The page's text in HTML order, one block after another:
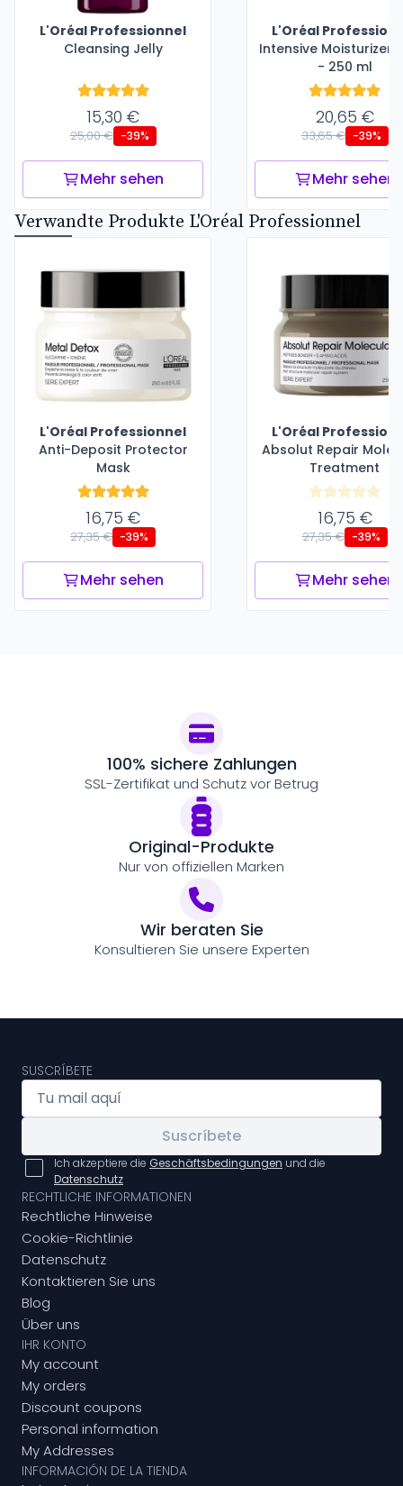
L'Oréal Professionnel
Cleansing Jelly
15,30 €
25,00 € -39%
Mehr sehen
L'Oréal
Intensive Moisturizer
- 250 ml
20,65 €
33,65 € -39%
Mehr sehen
Verwandte Produkte L'Oréal Professionnel
L'Oréal Professionnel
Anti-Deposit Protector
Mask
16,75 €
27,35 € -39%
Mehr sehen
L'Oréal
Absolut Repair
Treatment
16,75 €
27,35 € -39%
Mehr sehen
100% sichere Zahlungen
SSL-Zertifikat und Schutz vor Betrug
Original-Produkte
Nur von offiziellen Marken
Wir beraten Sie
Konsultieren Sie unsere Experten
SUSCRÍBETE
Suscríbete
Ich akzeptiere die Geschäftsbedingungen und die
Datenschutz
RECHTLICHE INFORMATIONEN
Rechtliche Hinweise
Cookie-Richtlinie
Datenschutz
Kontaktieren Sie uns
Blog
Über uns
IHR KONTO
My account
My orders
Discount coupons
Personal information
My Addresses
INFORMACIÓN DE LA TIENDA